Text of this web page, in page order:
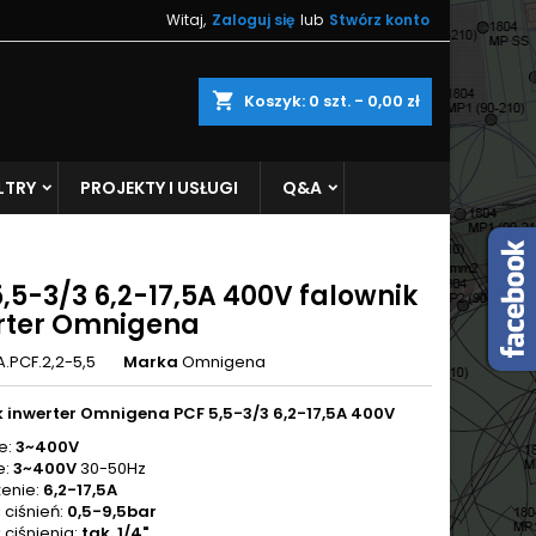
Witaj, Zaloguj się lub Stwórz konto
shopping_cart Koszyk: 0 szt. - 0,00 zł
PROJEKTY I USŁUGI Q&A
3/3 6,2-17,5A 400V falownik
Omnigena
5,5 Marka Omnigena
inwerter Omnigena PCF 5,5-3/3 6,2-17,5A 400V
3~400V
3~400V30-50Hz
6,2-17,5A
0,5-9,5bar